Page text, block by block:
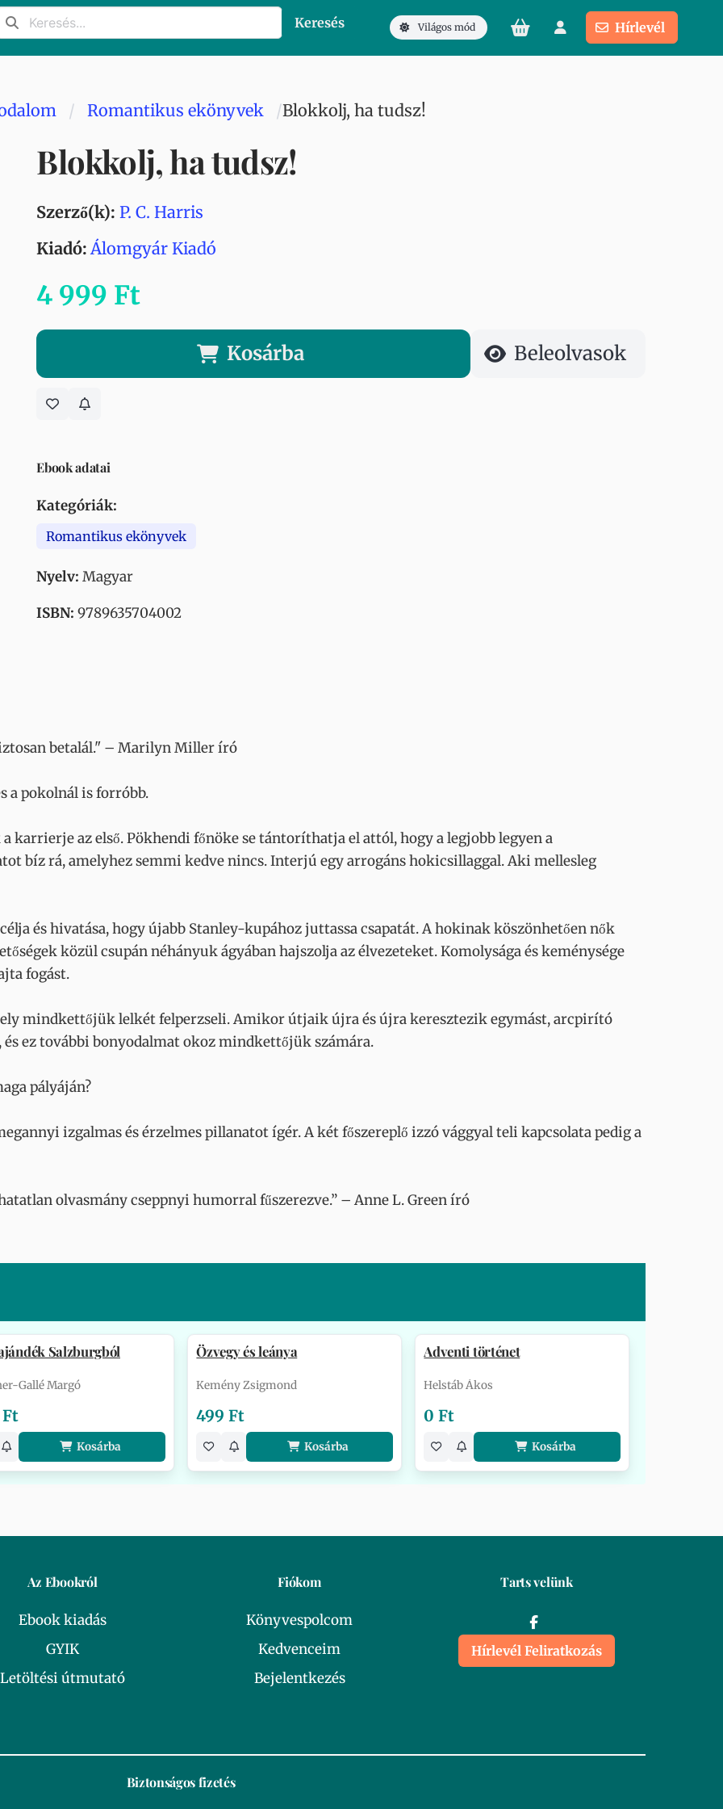
Keresés Világos mód Hírlevél
Romantikus ekönyvek Blokkolj, ha tudsz!
Blokkolj, ha tudsz!
Szerző(k): P. C. Harris
Kiadó: Álomgyár Kiadó
4 999 Ft
Kosárba Beleolvasok
Ebook adatai
Kategóriák:
Romantikus ekönyvek
Nyelv: Magyar
ISBN: 9789635704002
betalál." – Marilyn Miller író
a pokolnál is forróbb.
karrierje az első. Pökhendi főnöke se tántoríthatja el attól, hogy a legjobb legyen a
bíz rá, amelyhez semmi kedve nincs. Interjú egy arrogáns hokicsillaggal. Aki mellesleg
és hivatása, hogy újabb Stanley-kupához juttassa csapatát. A hokinak köszönhetően nők
közül csupán néhányuk ágyában hajszolja az élvezeteket. Komolysága és keménysége
fogást.
mindkettőjük lelkét felperzseli. Amikor útjaik újra és újra keresztezik egymást, arcpirító
ez további bonyodalmat okoz mindkettőjük számára.
pályáján?
izgalmas és érzelmes pillanatot ígér. A két főszereplő izzó vággyal teli kapcsolata pedig a
olvasmány cseppnyi humorral fűszerezve.” – Anne L. Green író
Salzburgból
Gallé Margó
Kosárba
Özvegy és leánya
Kemény Zsigmond
499 Ft
Kosárba
Adventi történet
Helstáb Ákos
0 Ft
Kosárba
Az Ebookról
Ebook kiadás
GYIK
Letöltési útmutató
Fiókom
Könyvespolcom
Kedvenceim
Bejelentkezés
Tarts velünk
Hírlevél Feliratkozás
Biztonságos fizetés